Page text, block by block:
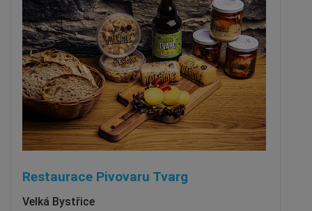
Restaurace Pivovaru Tvarg
Velká Bystřice